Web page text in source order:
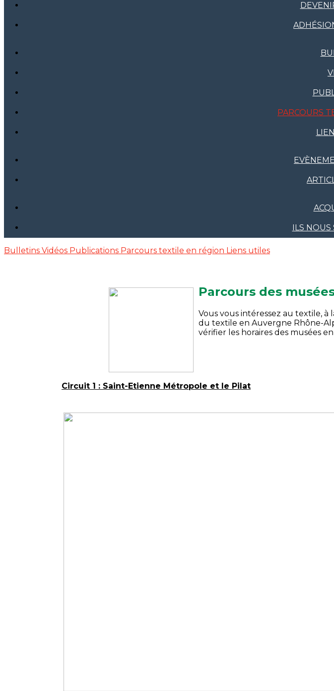
PARCOURS
ILS
Bulletins Vidéos Publications Parcours textile en région Liens utiles
Parcours des
Vous vous intéressez au textile, à
du textile en Auvergne Rhône-
vérifier les horaires des musées
Circuit 1 : Saint-Etienne Métropole et le Pilat